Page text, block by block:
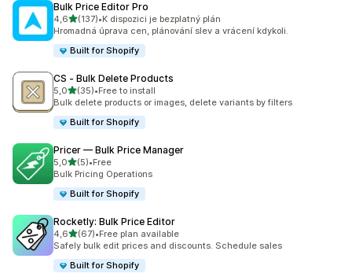
Bulk Price Editor Pro
4,6z 5 hvězd
(137)
Celkový počet recenzí: 137
•K dispozici je bezplatný plán
Hromadná úprava cen, plánování slev a vrácení kdykoli.
Built for Shopify
CS ‑ Bulk Delete Products
5,0z 5 hvězd
(35)
Celkový počet recenzí: 35
•Free to install
Bulk delete products or images, delete variants by filters
Built for Shopify
Pricer — Bulk Price Manager
5,0z 5 hvězd
(5)
Celkový počet recenzí: 5
•Free
Bulk Pricing Operations
Built for Shopify
Rocketly: Bulk Price Editor
4,6z 5 hvězd
(67)
Celkový počet recenzí: 67
•Free plan available
Safely bulk edit prices and discounts. Schedule sales
Built for Shopify